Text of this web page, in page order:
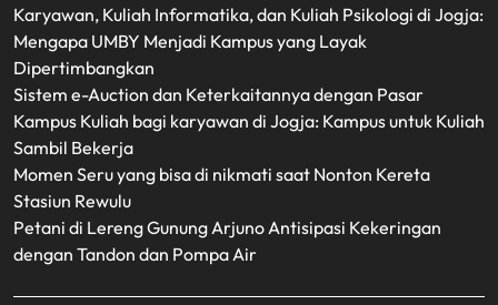
Karyawan, Kuliah Informatika, dan Kuliah Psikologi di Jogja:
Mengapa UMBY Menjadi Kampus yang Layak
Dipertimbangkan
Sistem e-Auction dan Keterkaitannya dengan Pasar
Kampus Kuliah bagi karyawan di Jogja: Kampus untuk Kuliah
Sambil Bekerja
Momen Seru yang bisa di nikmati saat Nonton Kereta
Stasiun Rewulu
Petani di Lereng Gunung Arjuno Antisipasi Kekeringan
dengan Tandon dan Pompa Air